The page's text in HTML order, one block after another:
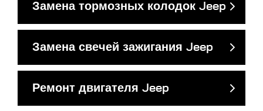
Замена тормозных колодок Jeep
Замена свечей зажигания Jeep
Ремонт двигателя Jeep